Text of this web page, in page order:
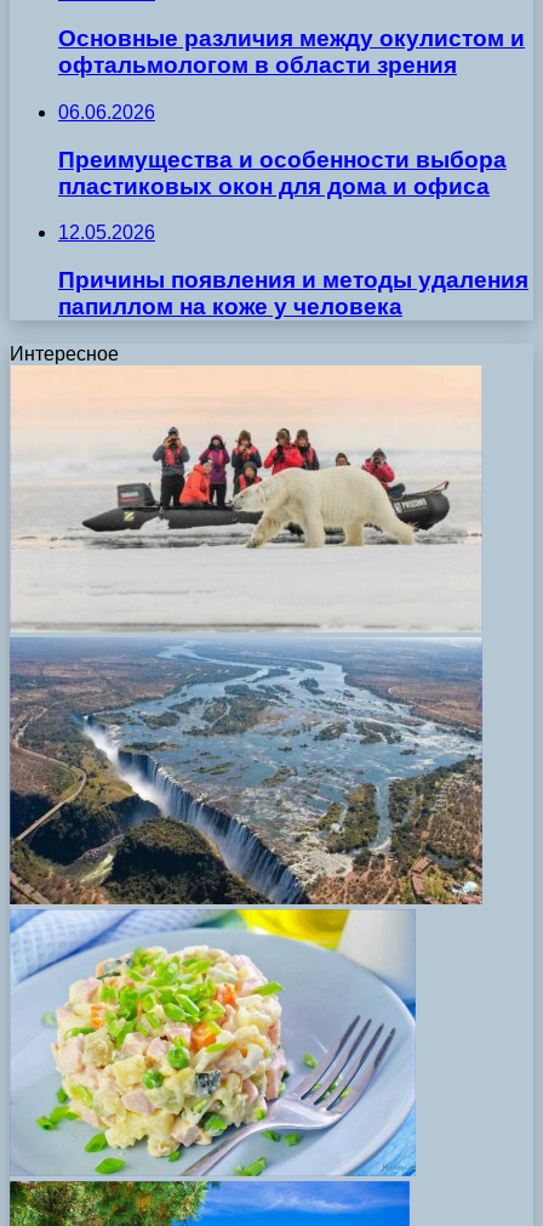
Основные различия между окулистом и
офтальмологом в области зрения
06.06.2026
Преимущества и особенности выбора
пластиковых окон для дома и офиса
12.05.2026
Причины появления и методы удаления
папиллом на коже у человека
Интересное